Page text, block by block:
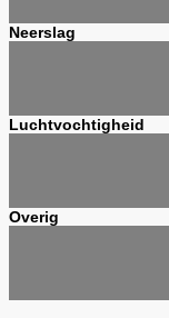
Neerslag
Luchtvochtigheid
Overig